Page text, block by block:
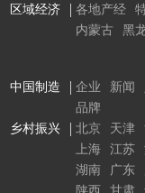
区域经济
各地产经
内蒙古
黑
中国制造 企业 新闻
品牌
乡村振兴
北京 天津
上海
江苏
湖南
广东